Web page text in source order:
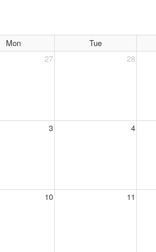
Mon
Tue
27 28
3 4
10 11